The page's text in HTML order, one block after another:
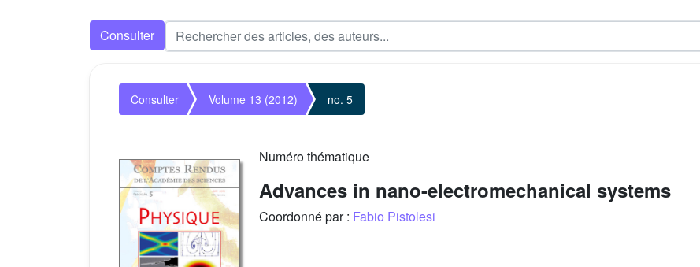
Consulter
Consulter Volume 13 (2012) no. 5
Numéro thématique
Advances in nano-electromechanical systems
Coordonné par : Fabio Pistolesi